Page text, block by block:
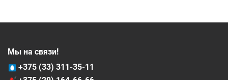
Мы на связи!
+375 (33) 311-35-11